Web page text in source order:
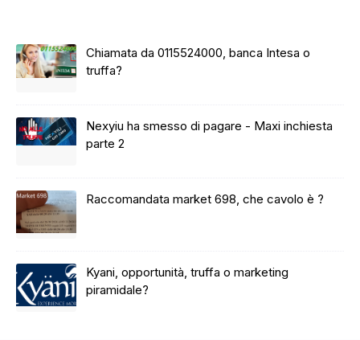
Chiamata da 0115524000, banca Intesa o
truffa?
Nexyiu ha smesso di pagare - Maxi inchiesta
parte 2
Raccomandata market 698, che cavolo è ?
Kyani, opportunità, truffa o marketing
piramidale?